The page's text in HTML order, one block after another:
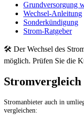
Grundversorgung
Wechsel-Anleitung
Sonderkündigung
Strom-Ratgeber
🛠 Der Wechsel des
möglich. Prüfen Sie die
Stromvergleich
Stromanbieter auch in
vergleichen: